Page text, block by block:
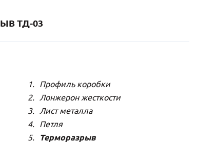
ТД-03
Профиль коробки
Лонжерон жесткости
Лист металла
Петля
Терморазрыв